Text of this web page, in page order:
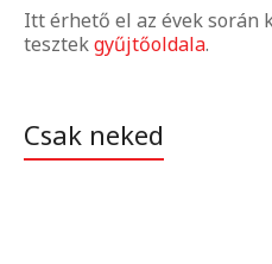
Itt érhető el az évek során
tesztekgyűjtőoldala.
Csak neked